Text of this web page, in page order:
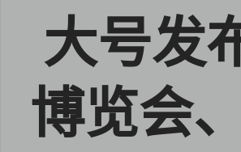
大号发
博览会